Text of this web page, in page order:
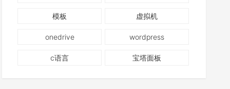
模板 虚拟机
onedrive wordpress
c语言 宝塔面板